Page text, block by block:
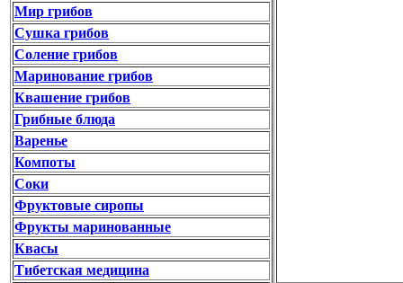
Мир грибов
Сушка грибов
Соление грибов
Маринование грибов
Квашение грибов
Грибные блюда
Варенье
Компоты
Соки
Фруктовые сиропы
Фрукты маринованные
Квасы
Тибетская медицина